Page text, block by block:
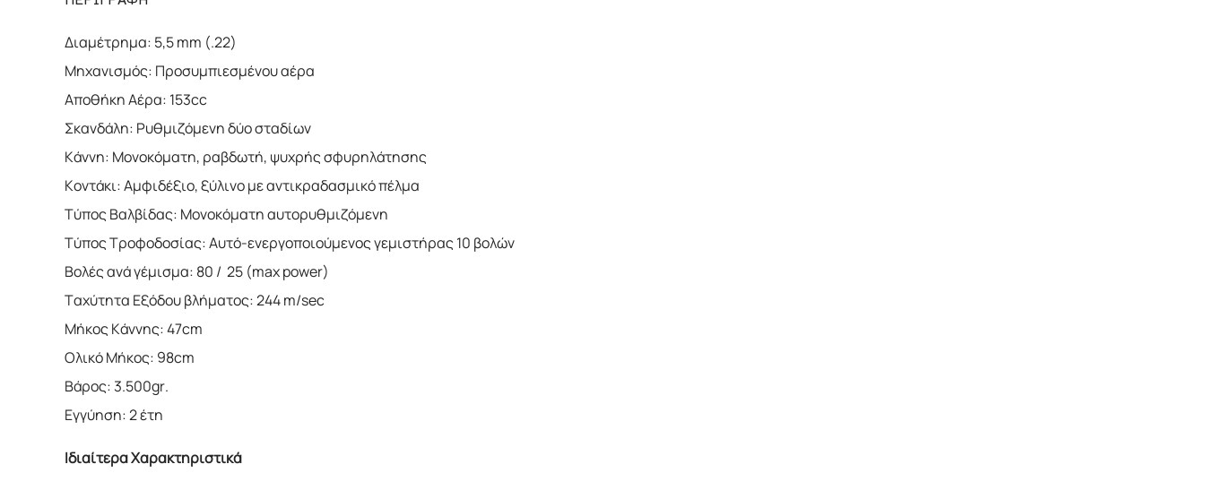
Διαμέτρημα: 5,5 mm (.22)
Μηχανισμός: Προσυμπιεσμένου αέρα
Αποθήκη Αέρα: 153cc
Σκανδάλη: Ρυθμιζόμενη δύο σταδίων
Κάννη: Μονοκόματη, ραβδωτή, ψυχρής σφυρηλάτησης
Κοντάκι: Αμφιδέξιο, ξύλινο με αντικραδασμικό πέλμα
Τύπος Βαλβίδας: Μονοκόματη αυτορυθμιζόμενη
Τύπος Τροφοδοσίας: Αυτό-ενεργοποιούμενος γεμιστήρας 10 βολών
Βολές ανά γέμισμα: 80 / 25 (max power)
Ταχύτητα Εξόδου βλήματος: 244 m/sec
Μήκος Κάννης: 47cm
Ολικό Μήκος: 98cm
Βάρος: 3.500gr.
Εγγύηση: 2 έτη
Ιδιαίτερα Χαρακτηριστικά